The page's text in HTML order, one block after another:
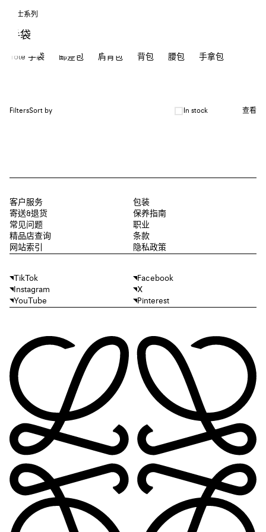
男士系列
手袋
Tote 手袋 邮差包 肩背包 背包 腰包 手拿包
FiltersSort by In stock 查看
客户服务
寄送&退货
常见问题
精品店查询
网站索引
包装
保养指南
职业
条款
隐私政策
TikTok
Facebook
Instagram
X
YouTube
Pinterest